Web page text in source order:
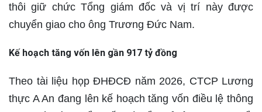
thôi giữ chức Tổng giám đốc và vị trí này được
chuyển giao cho ông Trương Đức Nam.
Kế hoạch tăng vốn lên gần 917 tỷ đồng
Theo tài liệu họp ĐHĐCĐ năm 2026, CTCP Lương
thực A An đang lên kế hoạch tăng vốn điều lệ thông